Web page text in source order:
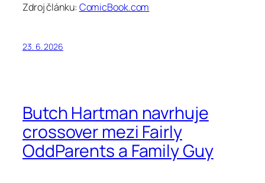
Zdroj článku: ComicBook.com
23. 6. 2026
Butch Hartman navrhuje
crossover mezi Fairly
OddParents a Family Guy